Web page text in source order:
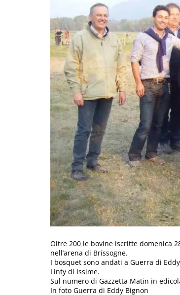
Oltre 200 le bovine iscritte domenica
nell’arena di Brissogne.
I bosquet sono andati a Guerra di
Linty di Issime.
Sul numero di Gazzetta Matin in
In foto Guerra di Eddy Bignon